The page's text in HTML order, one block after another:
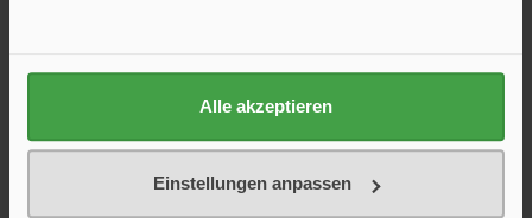
Alle akzeptieren
Einstellungen anpassen